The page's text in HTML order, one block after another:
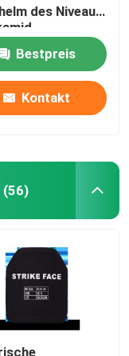
Weste
des Niveau-
Militär-
Bestpreis
Kontakt
(56)